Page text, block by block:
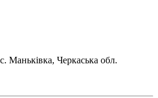
Маньківка, Черкаська обл.